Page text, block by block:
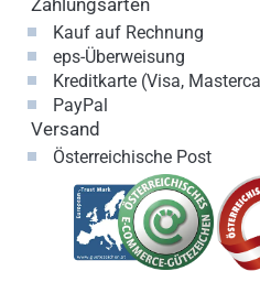
Kauf auf Rechnung
eps-Überweisung
Kreditkarte (Visa,
PayPal
Versand
Österreichische Post